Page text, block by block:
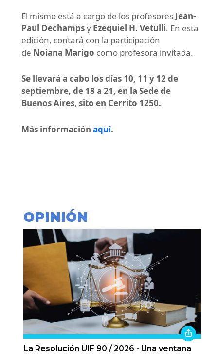
El mismo está a cargo de los profesores Jean-
Paul Dechampsy Ezequiel H. Vetulli. En esta
edición, contará con la participación
de Noiana Marigo como profesora invitada.
Se llevará a cabo los días 10, 11 y 12 de
septiembre, de 18 a 21, en la Sede de
Buenos Aires, sito en Cerrito 1250.
Más información aquí.
OPINIÓN
La Resolución UIF 90 / 2026 - Una ventana